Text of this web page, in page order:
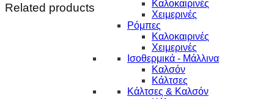
Καλοκαιρινές
Χειμερινές
Ρόμπες
Καλοκαιρινές
Χειμερινές
Ισοθερμικά - Μάλλινα
Καλσόν
Κάλτσες
Κάλτσες & Καλσόν
Related products